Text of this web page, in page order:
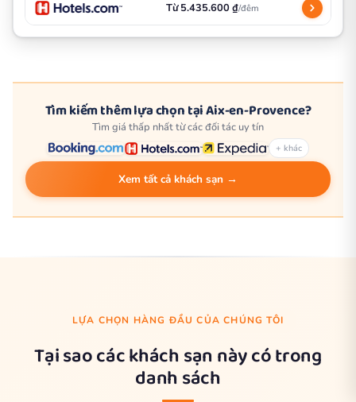
Từ 5.435.600 ₫/đêm
Tìm kiếm thêm lựa chọn tại Aix-en-Provence?
Tìm giá thấp nhất từ các đối tác uy tín
+ khác
Xem tất cả khách sạn →
LỰA CHỌN HÀNG ĐẦU CỦA CHÚNG TÔI
Tại sao các khách sạn này có trong
danh sách